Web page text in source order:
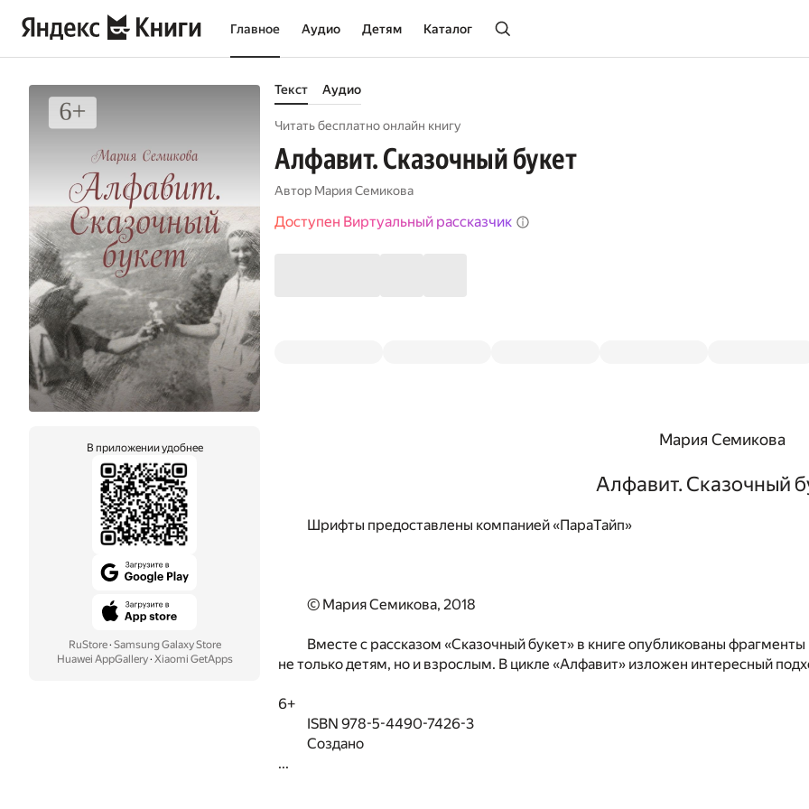
Главное Аудио Детям Каталог
В приложении удобнее
RuStore· Samsung Galaxy Store
Huawei AppGallery· Xiaomi GetApps
Текст Аудио
Читать бесплатно онлайн книгу
Алфавит. Сказочный букет
Автор Мария Семикова
Доступен Виртуальный рассказчик
Мария Семикова
Алфавит. Сказочный
Шрифты предоставлены компанией «ПараТайп»
© Мария Семикова, 2018
Вместе с рассказом «Сказочный букет» в книге опубликованы
не только детям, но и взрослым. В цикле «Алфавит» изложен интересный
6+
ISBN 978-5-4490-7426-3
Создано
...